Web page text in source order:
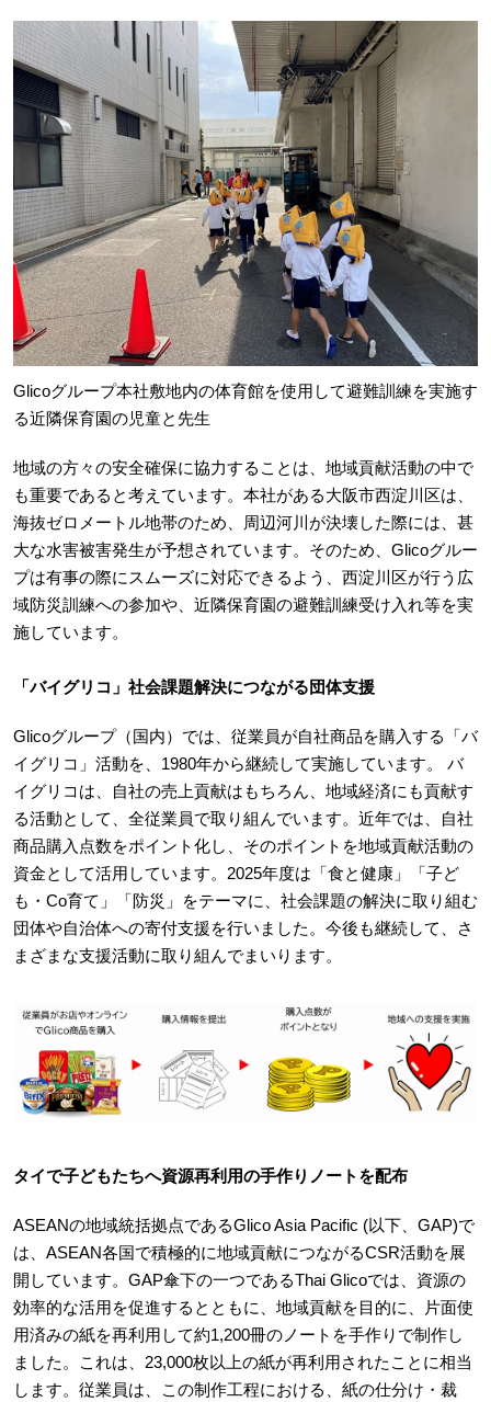
Glicoグループ本社敷地内の体育館を使用して避難訓練を実施す
る近隣保育園の児童と先生
地域の方々の安全確保に協力することは、地域貢献活動の中で
も重要であると考えています。本社がある大阪市西淀川区は、
海抜ゼロメートル地帯のため、周辺河川が決壊した際には、甚
大な水害被害発生が予想されています。そのため、Glicoグルー
プは有事の際にスムーズに対応できるよう、西淀川区が行う広
域防災訓練への参加や、近隣保育園の避難訓練受け入れ等を実
施しています。
「バイグリコ」社会課題解決につながる団体支援
Glicoグループ（国内）では、従業員が自社商品を購入する「バ
イグリコ」活動を、1980年から継続して実施しています。 バ
イグリコは、自社の売上貢献はもちろん、地域経済にも貢献す
る活動として、全従業員で取り組んでいます。近年では、自社
商品購入点数をポイント化し、そのポイントを地域貢献活動の
資金として活用しています。2025年度は「食と健康」「子ど
も・Co育て」「防災」をテーマに、社会課題の解決に取り組む
団体や自治体への寄付支援を行いました。今後も継続して、さ
まざまな支援活動に取り組んでまいります。
タイで子どもたちへ資源再利用の手作りノートを配布
ASEANの地域統括拠点であるGlico Asia Pacific (以下、GAP)で
は、ASEAN各国で積極的に地域貢献につながるCSR活動を展
開しています。GAP傘下の一つであるThai Glicoでは、資源の
効率的な活用を促進するとともに、地域貢献を目的に、片面使
用済みの紙を再利用して約1,200冊のノートを手作りで制作し
ました。これは、23,000枚以上の紙が再利用されたことに相当
します。従業員は、この制作工程における、紙の仕分け・裁